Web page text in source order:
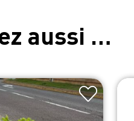
aussi …